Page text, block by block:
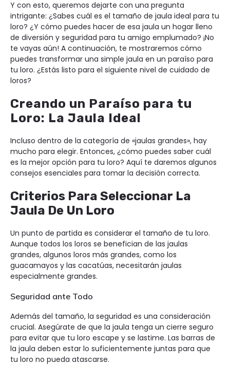
Y con esto, queremos dejarte con una pregunta
intrigante: ¿Sabes cuál es el tamaño de jaula ideal para tu
loro? ¿Y cómo puedes hacer de esa jaula un hogar lleno
de diversión y seguridad para tu amigo emplumado? ¡No
te vayas aún! A continuación, te mostraremos cómo
puedes transformar una simple jaula en un paraíso para
tu loro. ¿Estás listo para el siguiente nivel de cuidado de
loros?
Creando un Paraíso para tu
Loro: La Jaula Ideal
Incluso dentro de la categoría de «jaulas grandes», hay
mucho para elegir. Entonces, ¿cómo puedes saber cuál
es la mejor opción para tu loro? Aquí te daremos algunos
consejos esenciales para tomar la decisión correcta.
Criterios Para Seleccionar La
Jaula De Un Loro
Un punto de partida es considerar el tamaño de tu loro.
Aunque todos los loros se benefician de las jaulas
grandes, algunos loros más grandes, como los
guacamayos y las cacatúas, necesitarán jaulas
especialmente grandes.
Seguridad ante Todo
Además del tamaño, la seguridad es una consideración
crucial. Asegúrate de que la jaula tenga un cierre seguro
para evitar que tu loro escape y se lastime. Las barras de
la jaula deben estar lo suficientemente juntas para que
tu loro no pueda atascarse.